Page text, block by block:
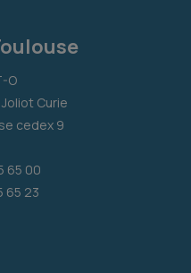
O
Curie
cedex 9
65 00
65 23